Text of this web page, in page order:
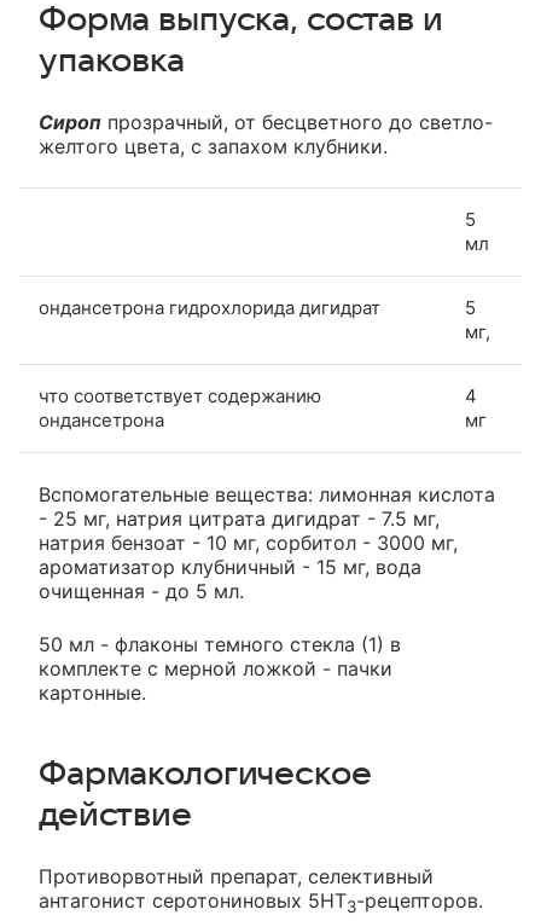
Форма выпуска, состав и
упаковка
Сироп прозрачный, от бесцветного до светло-
желтого цвета, с запахом клубники.
5
мл
ондансетрона гидрохлорида дигидрат
5
мг,
что соответствует содержанию
ондансетрона
4
мг
Вспомогательные вещества: лимонная кислота
- 25 мг, натрия цитрата дигидрат - 7.5 мг,
натрия бензоат - 10 мг, сорбитол - 3000 мг,
ароматизатор клубничный - 15 мг, вода
очищенная - до 5 мл.
50 мл - флаконы темного стекла (1) в
комплекте с мерной ложкой - пачки
картонные.
Фармакологическое
действие
Противорвотный препарат, селективный
антагонист серотониновых 5НТ3-рецепторов.